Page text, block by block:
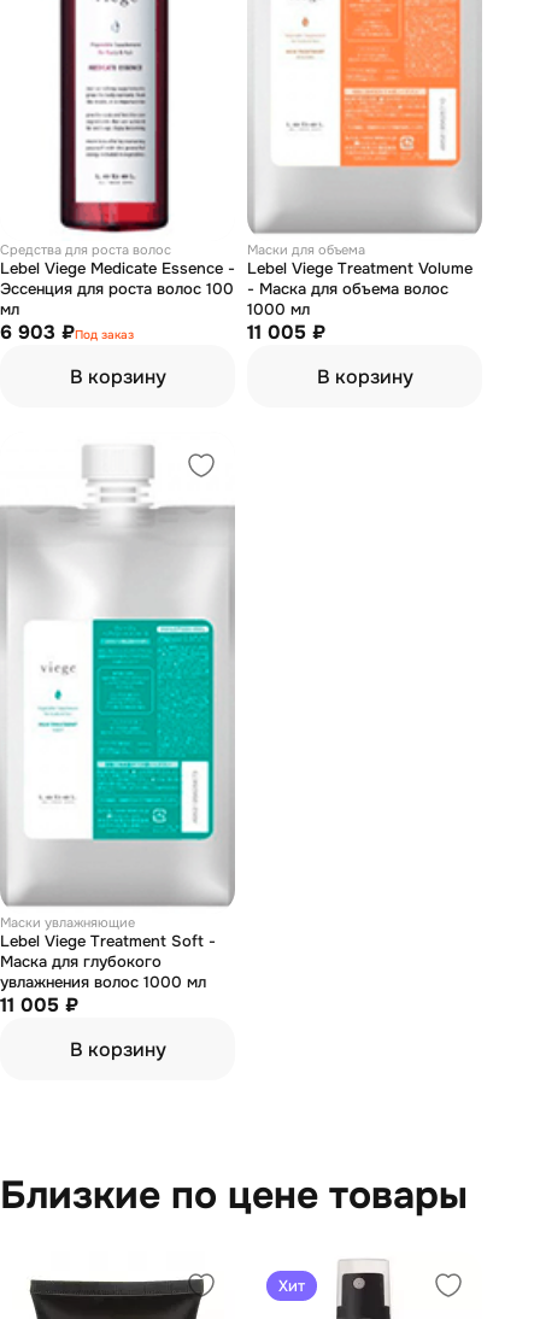
Средства для роста волос
Lebel Viege Medicate Essence -
Эссенция для роста волос 100
мл
6 903 ₽Под заказ
В корзину
Маски для объема
Lebel Viege Treatment Volume
- Маска для объема волос
1000 мл
11 005 ₽
В корзину
Маски увлажняющие
Lebel Viege Treatment Soft -
Маска для глубокого
увлажнения волос 1000 мл
11 005 ₽
В корзину
Близкие по цене товары
Хит